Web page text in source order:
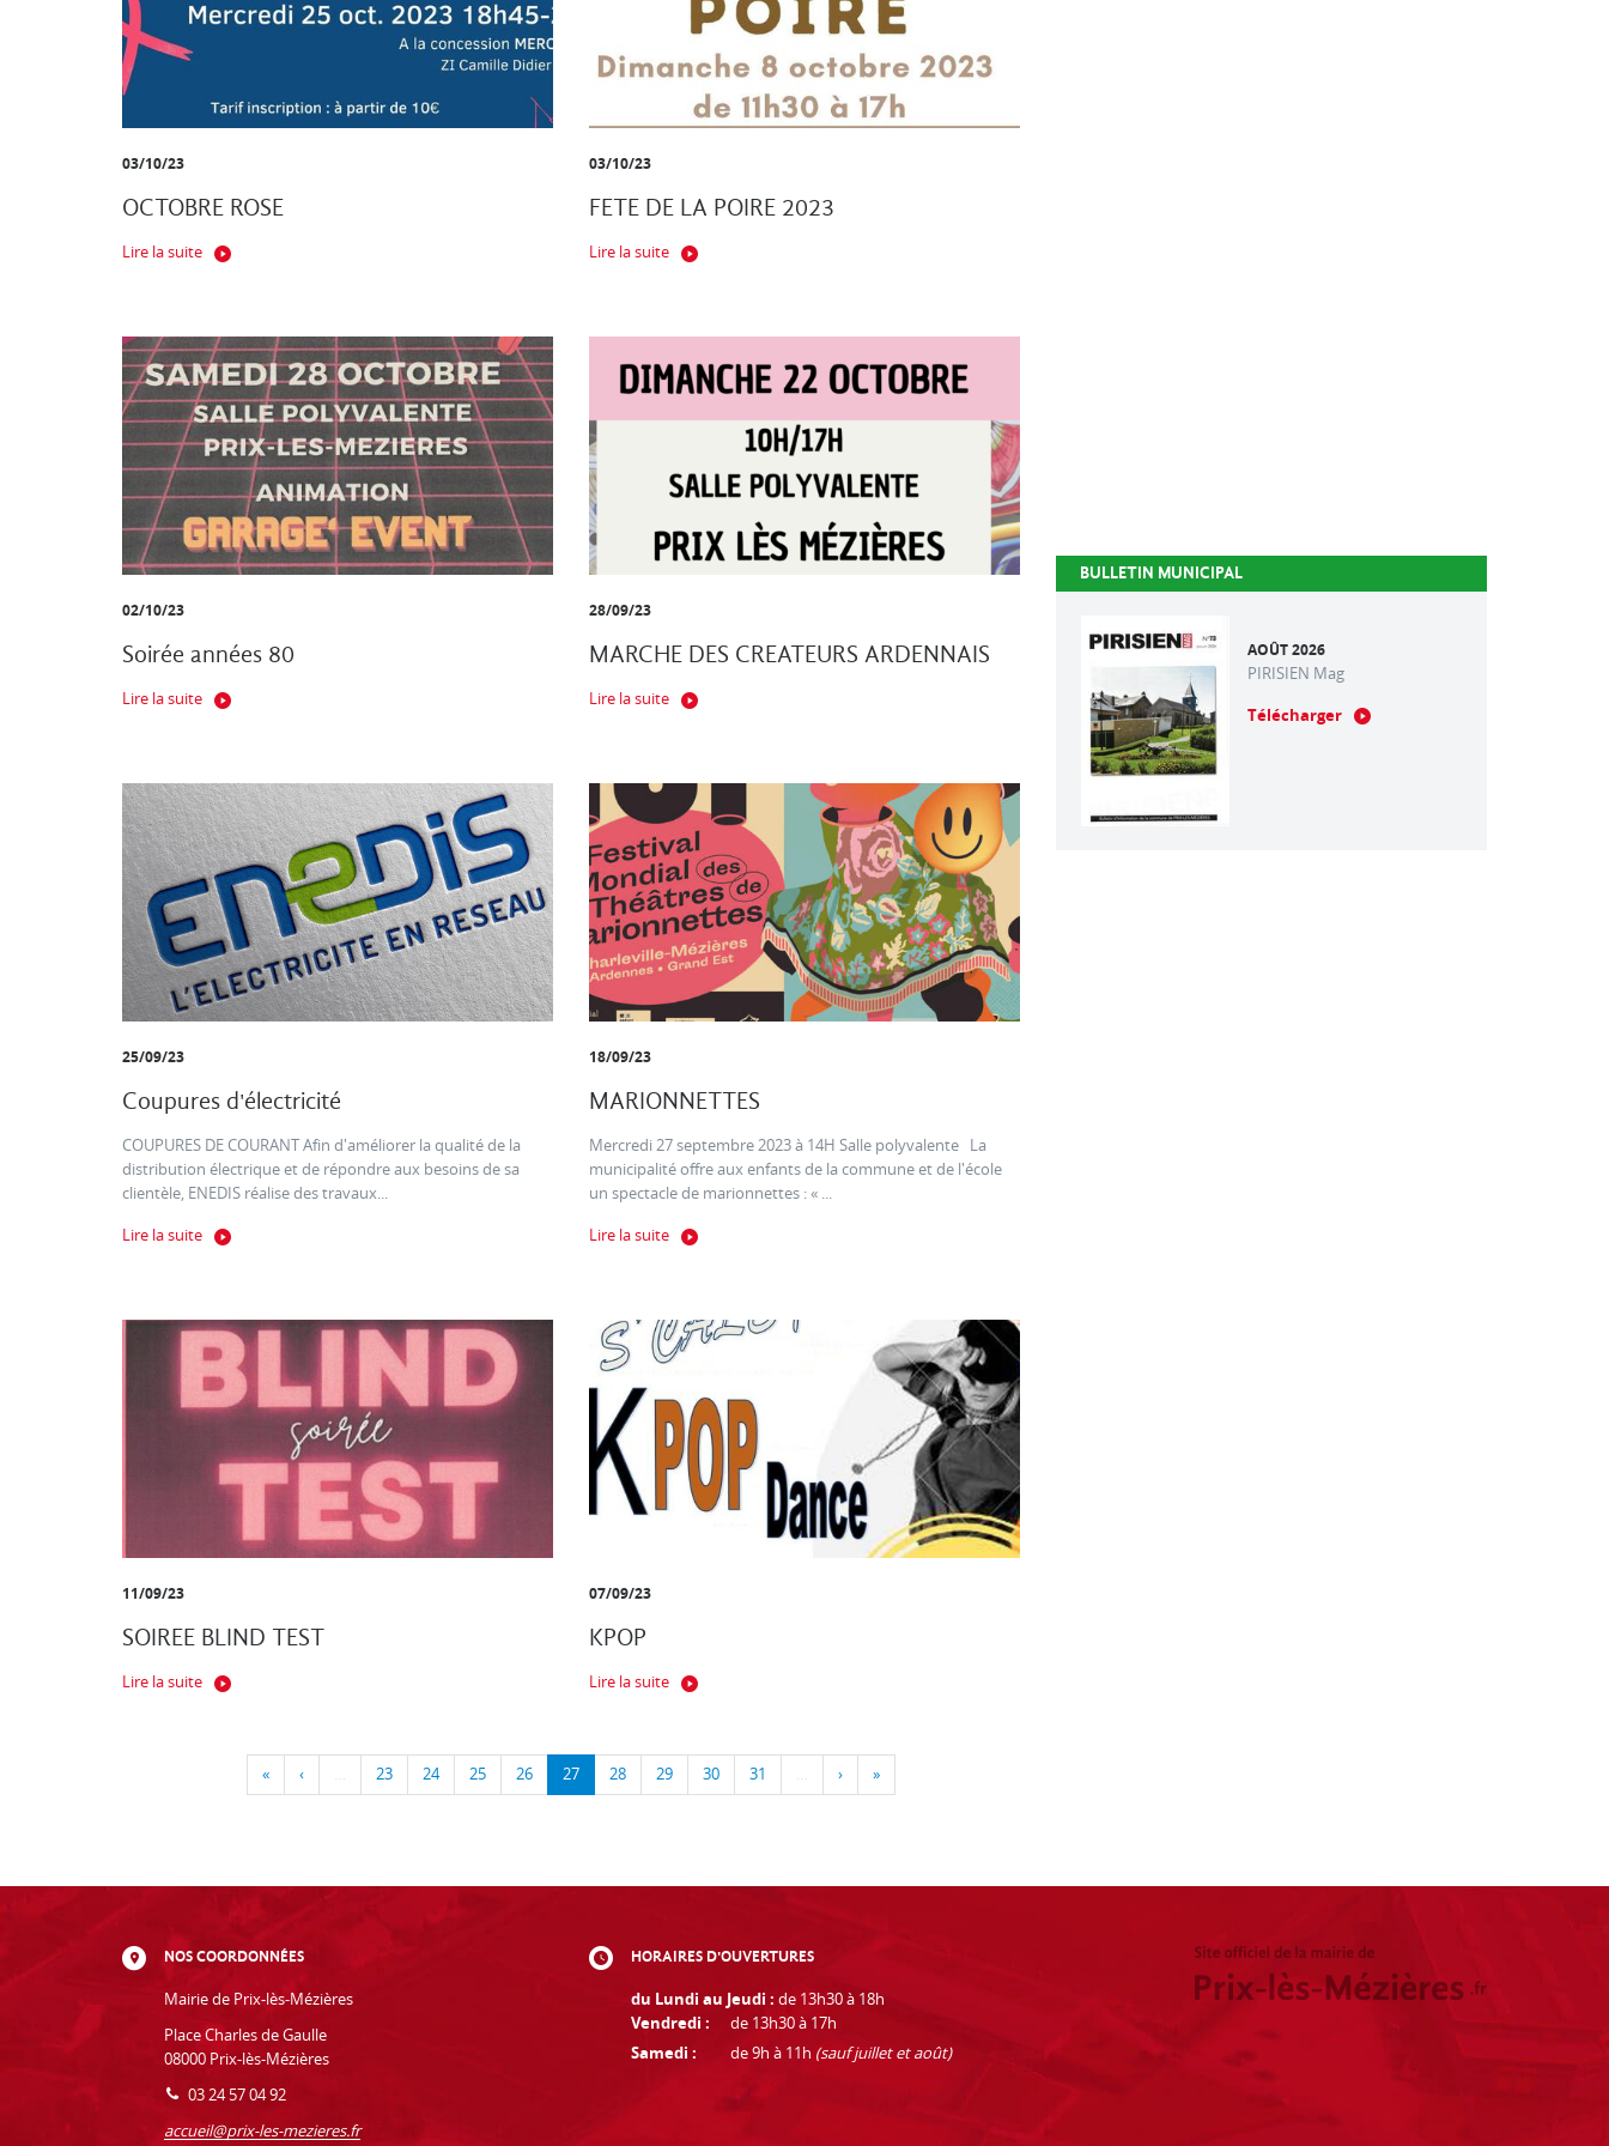
03/10/23
OCTOBRE ROSE
Lire la suite
03/10/23
FETE DE LA POIRE 2023
Lire la suite
02/10/23
Soirée années 80
Lire la suite
28/09/23
MARCHE DES CREATEURS ARDENNAIS
Lire la suite
25/09/23
Coupures d'électricité
COUPURES DE COURANT Afin d'améliorer la qualité de la
distribution électrique et de répondre aux besoins de sa
clientèle, ENEDIS réalise des travaux...
Lire la suite
18/09/23
MARIONNETTES
Mercredi 27 septembre 2023 à 14H Salle polyvalente La
municipalité offre aux enfants de la commune et de l'école
un spectacle de marionnettes : « ...
Lire la suite
11/09/23
SOIREE BLIND TEST
Lire la suite
07/09/23
KPOP
Lire la suite
« ‹ … 23 24 25 26 27 28 29 30 31 … › »
BULLETIN MUNICIPAL
AOÛT 2026
PIRISIEN Mag
Télécharger
NOS COORDONNÉES
Mairie de Prix-lès-Mézières
Place Charles de Gaulle
08000 Prix-lès-Mézières
03 24 57 04 92
accueil@prix-les-mezieres.fr
HORAIRES D'OUVERTURES
du Lundi au Jeudi : de 13h30 à 18h
Vendredi :
de 13h30 à 17h
Samedi :
de 9h à 11h (sauf juillet et août)